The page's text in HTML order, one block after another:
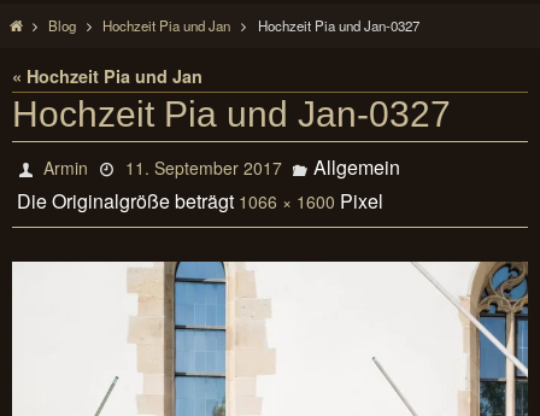
StartBlog Hochzeit Pia und Jan Hochzeit Pia und Jan-0327
« Hochzeit Pia und Jan
Hochzeit Pia und Jan-0327
Armin 11. September 2017
Allgemein
Die Originalgröße beträgt 1066 × 1600 Pixel